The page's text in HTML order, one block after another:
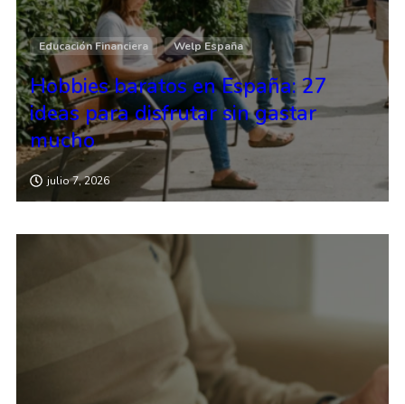
Educación Financiera Welp España
Hobbies baratos en España: 27
ideas para disfrutar sin gastar
mucho
julio 7, 2026